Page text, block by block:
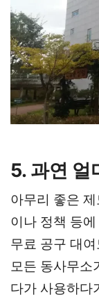
5. 과연 얼
아무리 좋은
이나 정책 등
무료 공구 대
모든 동사무소
다가 사용하다